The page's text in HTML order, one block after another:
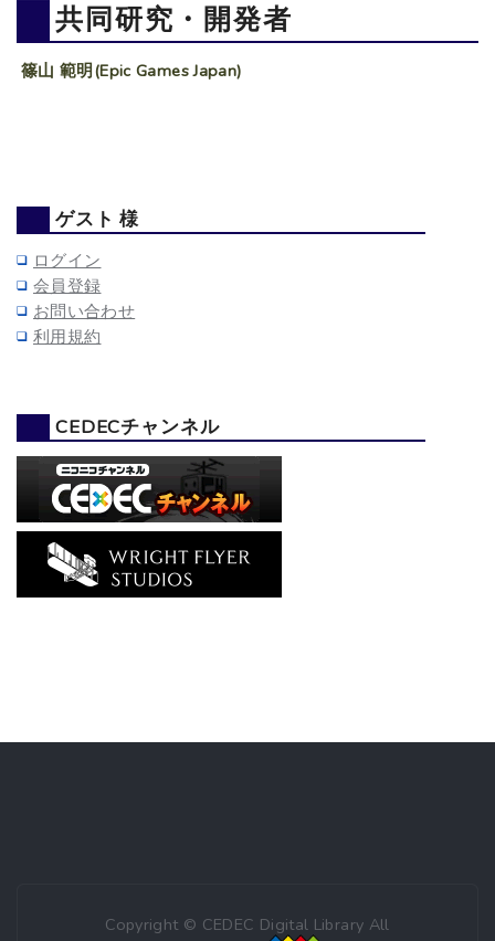
共同研究・開発者
篠山 範明(Epic Games Japan)
ゲスト 様
ログイン
会員登録
お問い合わせ
利用規約
CEDECチャンネル
Copyright © CEDEC Digital Library All